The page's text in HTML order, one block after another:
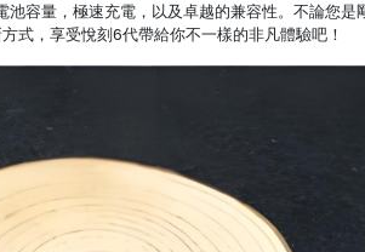
量，極速充電，以及卓越的兼容性。不論您是
式，享受悅刻6代帶給你不一樣的非凡體驗吧！